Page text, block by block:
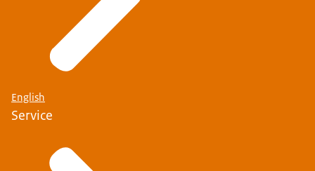
English
Service